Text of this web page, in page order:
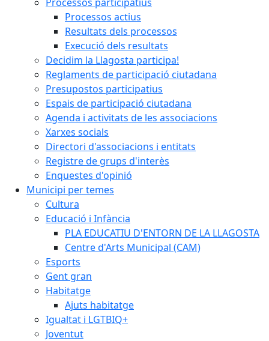
Processos actius
Resultats dels processos
Execució dels resultats
Decidim la Llagosta participa!
Reglaments de participació ciutadana
Presupostos participatius
Espais de participació ciutadana
Agenda i activitats de les associacions
Xarxes socials
Directori d'associacions i entitats
Registre de grups d'interès
Enquestes d'opinió
Municipi per temes
Cultura
Educació i Infància
PLA EDUCATIU D'ENTORN DE LA LLAGOSTA
Centre d'Arts Municipal (CAM)
Esports
Gent gran
Habitatge
Ajuts habitatge
Igualtat i LGTBIQ+
Joventut